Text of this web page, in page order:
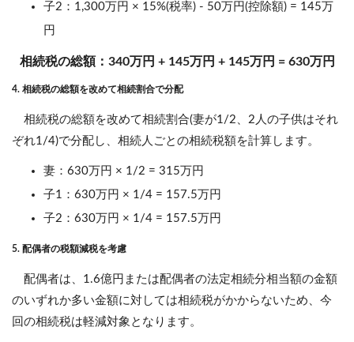
子2：1,300万円 × 15%(税率) - 50万円(控除額) = 145万
円
相続税の総額：340万円 + 145万円 + 145万円 = 630万円
4. 相続税の総額を改めて相続割合で分配
相続税の総額を改めて相続割合(妻が1/2、2人の子供はそれ
ぞれ1/4)で分配し、相続人ごとの相続税額を計算します。
妻：630万円 × 1/2 = 315万円
子1：630万円 × 1/4 = 157.5万円
子2：630万円 × 1/4 = 157.5万円
5. 配偶者の税額減税を考慮
配偶者は、1.6億円または配偶者の法定相続分相当額の金額
のいずれか多い金額に対しては相続税がかからないため、今
回の相続税は軽減対象となります。